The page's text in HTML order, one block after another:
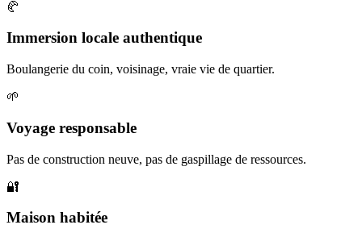
🥐
Immersion locale authentique
Boulangerie du coin, voisinage, vraie vie de quartier.
🌱
Voyage responsable
Pas de construction neuve, pas de gaspillage de ressources.
🔐
Maison habitée